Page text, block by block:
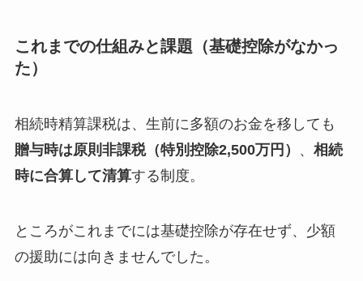
これまでの仕組みと課題（基礎控除がなかっ
た）
相続時精算課税は、生前に多額のお金を移しても
贈与時は原則非課税（特別控除2,500万円）
、 相続
時に合算して清算する制度。
ところがこれまでには基礎控除が存在せず、少額
の援助には向きませんでした。